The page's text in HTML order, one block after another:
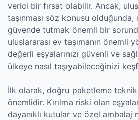
verici bir fırsat olabilir. Ancak,
taşınması söz konusu olduğunda,
güvende tutmak önemli bir
uluslararası ev taşımanın önemli
değerli eşyalarınızı güvenli ve
ülkeye nasıl taşıyabileceğinizi
İlk olarak, doğru paketleme
önemlidir. Kırılma riski olan
dayanıklı kutular ve özel ambalaj